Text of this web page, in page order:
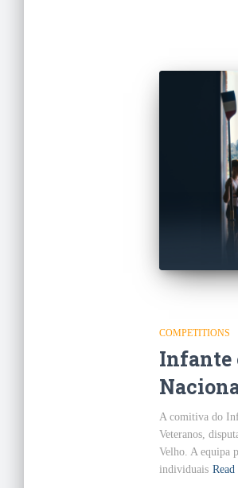
COMPETITIONS
Infante
A comitiva do
Veteranos,
Velho. A equipa
individuais Read